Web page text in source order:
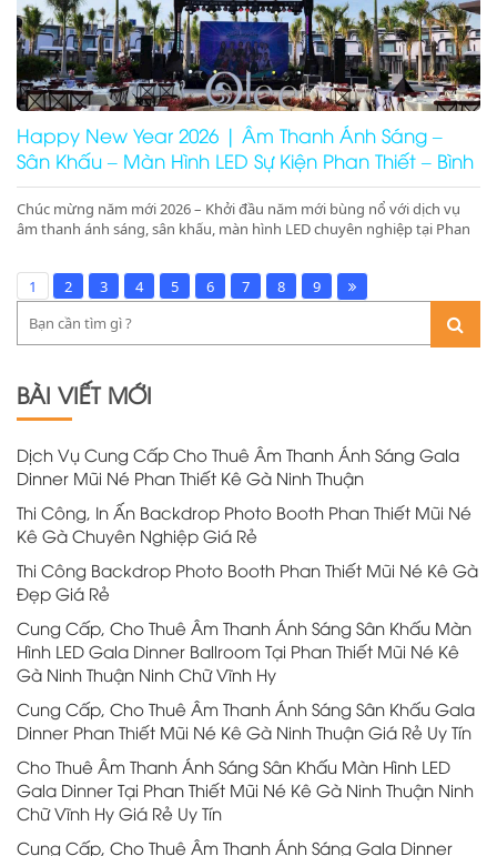
Happy New Year 2026 | Âm Thanh Ánh Sáng –
Sân Khấu – Màn Hình LED Sự Kiện Phan Thiết – Bình
Thuận – Ninh Thuận
Chúc mừng năm mới 2026 – Khởi đầu năm mới bùng nổ với dịch vụ
âm thanh ánh sáng, sân khấu, màn hình LED chuyên nghiệp tại Phan
resort, nhà hàng Mũi Né, Ninh Chữ, Phan Rang.
1
2 3 4 5 6 7 8 9
BÀI VIẾT MỚI
Dịch Vụ Cung Cấp Cho Thuê Âm Thanh Ánh Sáng Gala
Dinner Mũi Né Phan Thiết Kê Gà Ninh Thuận
Thi Công, In Ấn Backdrop Photo Booth Phan Thiết Mũi Né
Kê Gà Chuyên Nghiệp Giá Rẻ
Thi Công Backdrop Photo Booth Phan Thiết Mũi Né Kê Gà
Đẹp Giá Rẻ
Cung Cấp, Cho Thuê Âm Thanh Ánh Sáng Sân Khấu Màn
Hình LED Gala Dinner Ballroom Tại Phan Thiết Mũi Né Kê
Gà Ninh Thuận Ninh Chữ Vĩnh Hy
Cung Cấp, Cho Thuê Âm Thanh Ánh Sáng Sân Khấu Gala
Dinner Phan Thiết Mũi Né Kê Gà Ninh Thuận Giá Rẻ Uy Tín
Cho Thuê Âm Thanh Ánh Sáng Sân Khấu Màn Hình LED
Gala Dinner Tại Phan Thiết Mũi Né Kê Gà Ninh Thuận Ninh
Chữ Vĩnh Hy Giá Rẻ Uy Tín
Cung Cấp, Cho Thuê Âm Thanh Ánh Sáng Gala Dinner